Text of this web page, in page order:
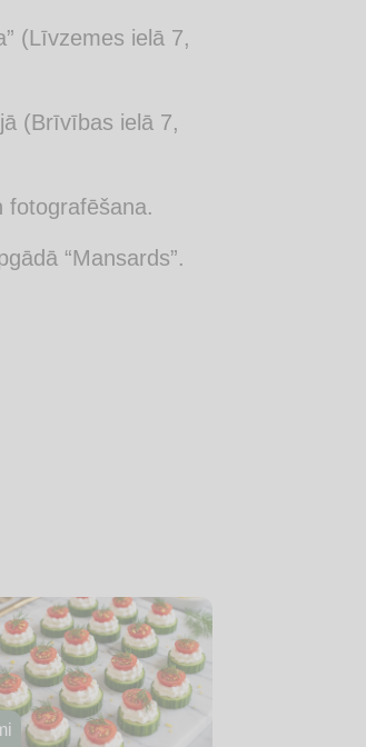
(Līvzemes ielā 7,
(Brīvības ielā 7,
fotografēšana.
“Mansards”.